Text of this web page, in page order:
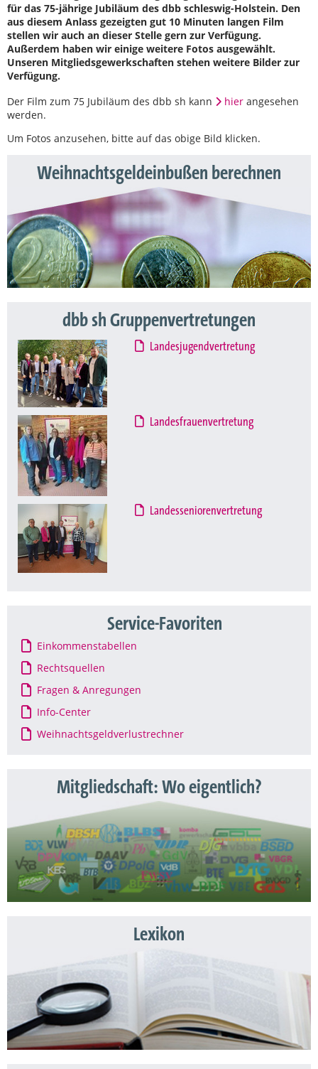
für das 75-jährige Jubiläum des dbb schleswig-Holstein. Den
aus diesem Anlass gezeigten gut 10 Minuten langen Film
stellen wir auch an dieser Stelle gern zur Verfügung.
Außerdem haben wir einige weitere Fotos ausgewählt.
Unseren Mitgliedsgewerkschaften stehen weitere Bilder zur
Verfügung.
Der Film zum 75 Jubiläum des dbb sh kann
hier angesehen
werden.
Um Fotos anzusehen, bitte auf das obige Bild klicken.
Weihnachtsgeldeinbußen berechnen
dbb sh Gruppenvertretungen
Landesjugendvertretung
Landesfrauenvertretung
Landesseniorenvertretung
Service-Favoriten
Einkommenstabellen
Rechtsquellen
Fragen & Anregungen
Info-Center
Weihnachtsgeldverlustrechner
Mitgliedschaft: Wo eigentlich?
Lexikon